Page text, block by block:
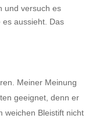
und versuch es
es aussieht. Das
Meiner Meinung
geeignet, denn er
weichen Bleistift nicht